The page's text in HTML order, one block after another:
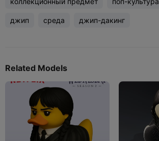
джип среда джип-дакинг
Related Models